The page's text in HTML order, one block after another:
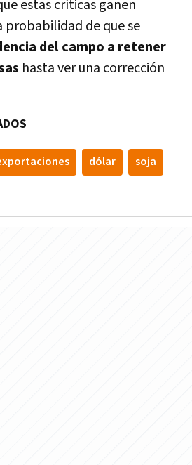
estas críticas ganen
probabilidad de que se
del campo a retener
hasta ver una corrección
dólar soja